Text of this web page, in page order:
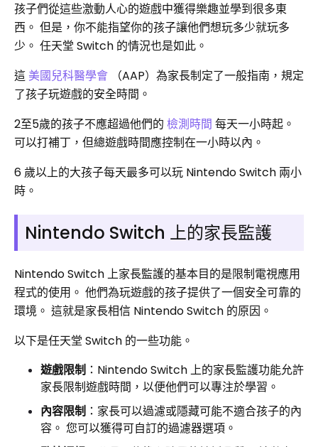
孩子們從這些激動人心的遊戲中獲得樂趣並學到很多東
西。 但是，你不能指望你的孩子讓他們想玩多少​​就玩多
少。 任天堂 Switch 的情況也是如此。
這 美國兒科醫學會 （AAP）為家長制定了一般指南，規定
了孩子玩遊戲的安全時間。
2至5歲的孩子不應超過他們的 檢測時間 每天一小時起。
可以打補丁，但總遊戲時間應控制在一小時以內。
6 歲以上的大孩子每天最多可以玩 Nintendo Switch 兩小
時。
Nintendo Switch 上的家長監護
Nintendo Switch 上家長監護的基本目的是限制電視應用
程式的使用。 他們為玩遊戲的孩子提供了一個安全可靠的
環境。 這就是家長相信 Nintendo Switch 的原因。
以下是任天堂 Switch 的一些功能。
遊戲限制 ：Nintendo Switch 上的家長監護功能允許
家長限制遊戲時間，以便他們可以專注於學習。
內容限制 ：家長可以過濾或隱藏可能不適合孩子的內
容。 您可以獲得可自訂的過濾器選項。